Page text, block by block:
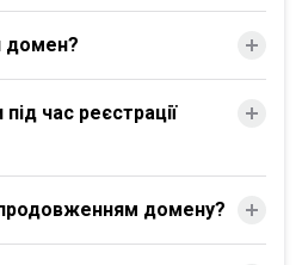
домен?
час реєстрації
домену?